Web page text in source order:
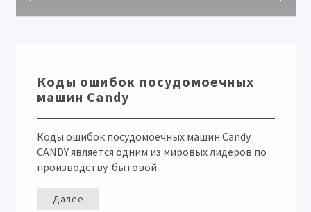
Коды ошибок посудомоечных
машин Candy
Коды ошибок посудомоечных машин Candy
CANDY является одним из мировых лидеров по
производству бытовой...
Далее